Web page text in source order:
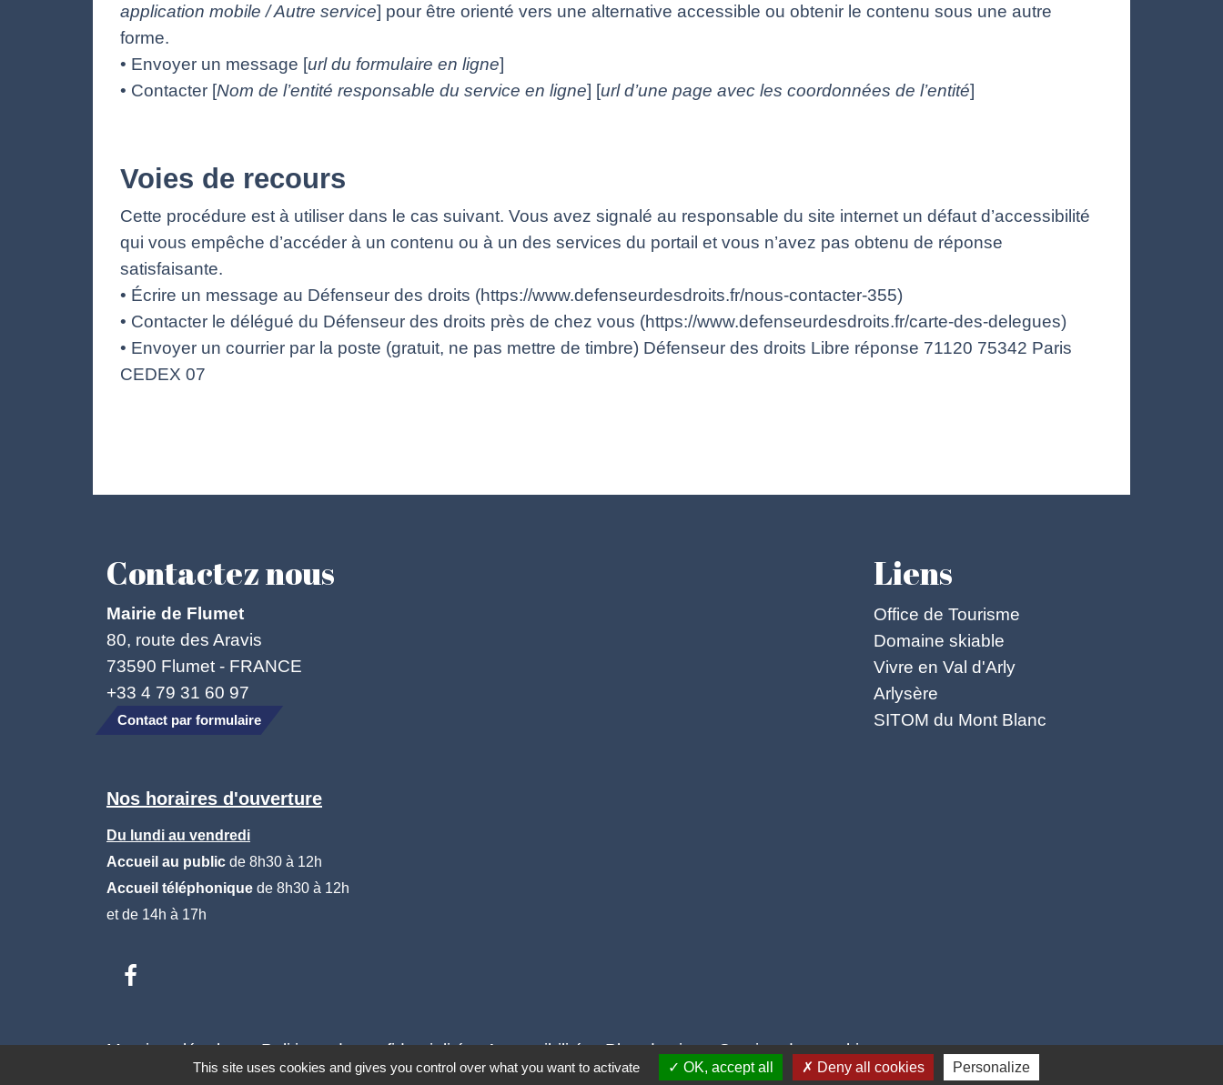
application mobile / Autre service] pour être orienté vers une alternative accessible ou obtenir le contenu sous une autre
forme.
• Envoyer un message [url du formulaire en ligne]
• Contacter [Nom de l’entité responsable du service en ligne] [url d’une page avec les coordonnées de l’entité]
Voies de recours
Cette procédure est à utiliser dans le cas suivant. Vous avez signalé au responsable du site internet un défaut d’accessibilité
qui vous empêche d’accéder à un contenu ou à un des services du portail et vous n’avez pas obtenu de réponse
satisfaisante.
• Écrire un message au Défenseur des droits (https://www.defenseurdesdroits.fr/nous-contacter-355)
• Contacter le délégué du Défenseur des droits près de chez vous (https://www.defenseurdesdroits.fr/carte-des-delegues)
• Envoyer un courrier par la poste (gratuit, ne pas mettre de timbre) Défenseur des droits Libre réponse 71120 75342 Paris
CEDEX 07
Contactez nous
Mairie de Flumet
80, route des Aravis
73590 Flumet - FRANCE
+33 4 79 31 60 97
Contact par formulaire
Nos horaires d'ouverture
Du lundi au vendredi
Accueil au public de 8h30 à 12h
Accueil téléphonique de 8h30 à 12h
et de 14h à 17h
Liens
Office de Tourisme
Domaine skiable
Vivre en Val d'Arly
Arlysère
SITOM du Mont Blanc
Mentions légales - Politique de confidentialité - Accessibilité - Plan du site - Gestion des cookies
This site uses cookies and gives you control over what you want to activate OK, accept all Deny all cookies Personalize